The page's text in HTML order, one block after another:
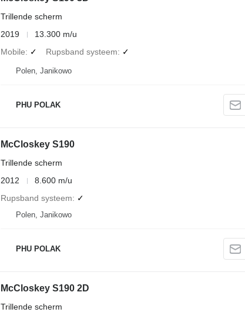
Trillende scherm
2019
13.300 m/u
Mobile
✓ Rupsband systeem ✓
Polen, Janikowo
PHU POLAK
McCloskey S190
Trillende scherm
2012
8.600 m/u
Rupsband systeem
✓
Polen, Janikowo
PHU POLAK
McCloskey S190 2D
Trillende scherm